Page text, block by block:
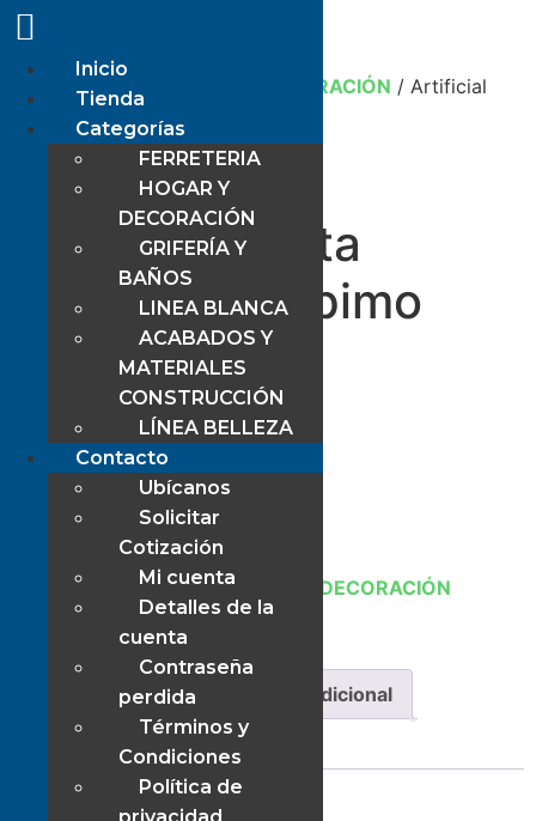
/Tienda HOGAR Y DECORACIÓN / Artificial
Planta Suculenta Espimo
Artificial Planta
Suculenta Espimo
Artificial Planta
2 disponibles
Añadir al carrito
41543 Categoría:HOGAR Y DECORACIÓN
Etiqueta:
Adornos
Descripción Información adicional
Valoraciones (0)
Inicio
Tienda
Categorías
FERRETERIA
HOGAR Y
DECORACIÓN
GRIFERÍA Y
BAÑOS
LINEA BLANCA
ACABADOS Y
MATERIALES
CONSTRUCCIÓN
LÍNEA BELLEZA
Contacto
Ubícanos
Solicitar
Cotización
Mi cuenta
Detalles de la
cuenta
Contraseña
perdida
Términos y
Condiciones
Política de